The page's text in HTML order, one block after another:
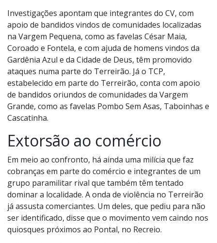
Investigações apontam que integrantes do CV, com
apoio de bandidos vindos de comunidades localizadas
na Vargem Pequena, como as favelas César Maia,
Coroado e Fontela, e com ajuda de homens vindos da
Gardênia Azul e da Cidade de Deus, têm promovido
ataques numa parte do Terreirão. Já o TCP,
estabelecido em parte do Terreirão, conta com apoio
de bandidos oriundos de comunidades da Vargem
Grande, como as favelas Pombo Sem Asas, Taboinhas e
Cascatinha.
Extorsão ao comércio
Em meio ao confronto, há ainda uma milícia que faz
cobranças em parte do comércio e integrantes de um
grupo paramilitar rival que também têm tentado
dominar a localidade. A onda de violência no Terreirão
já assusta comerciantes. Um deles, que pediu para não
ser identificado, disse que o movimento vem caindo nos
quiosques próximos ao Pontal, no Recreio.